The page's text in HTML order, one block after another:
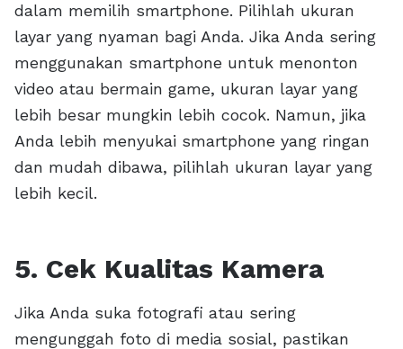
dalam memilih smartphone. Pilihlah ukuran
layar yang nyaman bagi Anda. Jika Anda sering
menggunakan smartphone untuk menonton
video atau bermain game, ukuran layar yang
lebih besar mungkin lebih cocok. Namun, jika
Anda lebih menyukai smartphone yang ringan
dan mudah dibawa, pilihlah ukuran layar yang
lebih kecil.
5. Cek Kualitas Kamera
Jika Anda suka fotografi atau sering
mengunggah foto di media sosial, pastikan